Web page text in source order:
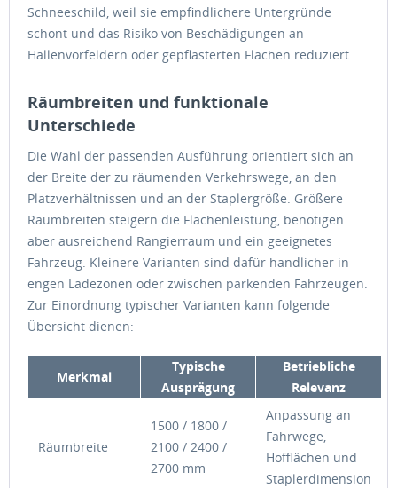
Schneeschild, weil sie empfindlichere Untergründe
schont und das Risiko von Beschädigungen an
Hallenvorfeldern oder gepflasterten Flächen reduziert.
Räumbreiten und funktionale
Unterschiede
Die Wahl der passenden Ausführung orientiert sich an
der Breite der zu räumenden Verkehrswege, an den
Platzverhältnissen und an der Staplergröße. Größere
Räumbreiten steigern die Flächenleistung, benötigen
aber ausreichend Rangierraum und ein geeignetes
Fahrzeug. Kleinere Varianten sind dafür handlicher in
engen Ladezonen oder zwischen parkenden Fahrzeugen.
Zur Einordnung typischer Varianten kann folgende
Übersicht dienen:
Merkmal
Typische
Ausprägung
Betriebliche
Relevanz
Räumbreite
1500 / 1800 /
2100 / 2400 /
2700 mm
Anpassung an
Fahrwege,
Hofflächen und
Staplerdimension